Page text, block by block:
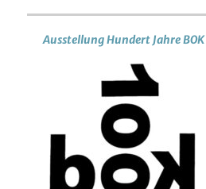
Ausstellung Hundert Jahre BOK